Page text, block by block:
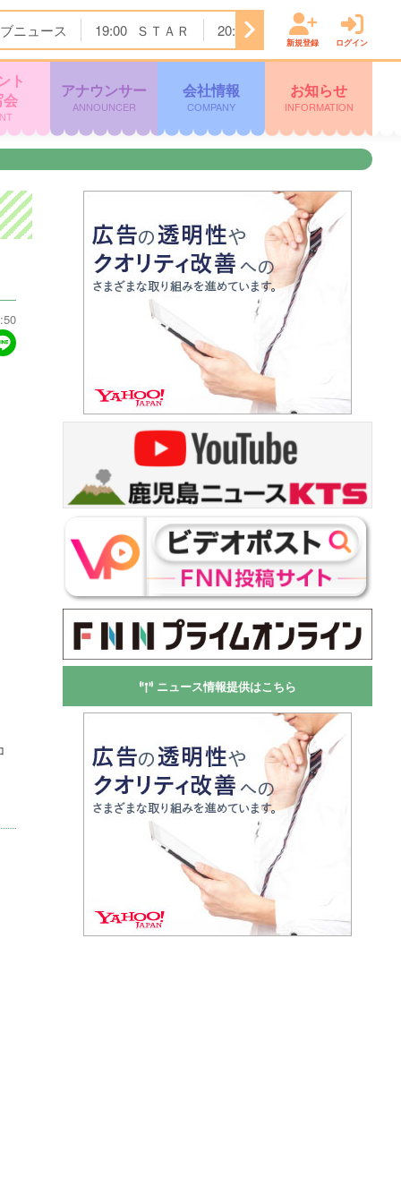
ニュース 19:00 ＳＴＡＲ 20:00 街グルメをマジ探索！
新規登録 ログイン
ト
アナウンサー
ANNOUNCER
会社情報
COMPANY
お知らせ
INFORMATION
ニュース情報提供はこちら